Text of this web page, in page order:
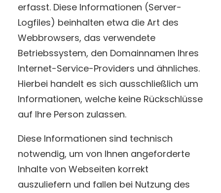
erfasst. Diese Informationen (Server-
Logfiles) beinhalten etwa die Art des
Webbrowsers, das verwendete
Betriebssystem, den Domainnamen Ihres
Internet-Service-Providers und ähnliches.
Hierbei handelt es sich ausschließlich um
Informationen, welche keine Rückschlüsse
auf Ihre Person zulassen.
Diese Informationen sind technisch
notwendig, um von Ihnen angeforderte
Inhalte von Webseiten korrekt
auszuliefern und fallen bei Nutzung des